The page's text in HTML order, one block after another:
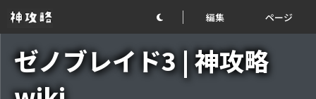
編集 ページ
ゼノブレイド3 | 神攻略